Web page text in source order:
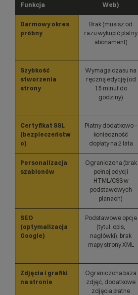
Funkcja
Web)
Darmowy okres
próbny
Brak (musisz od
razu wykupić płatny
abonament)
Szybkość
stworzenia
strony
Wymaga czasu na
ręczną edycję (od
15 minut do
godziny)
Certyfikat SSL
(bezpieczeństw
o)
Płatny dodatkowo –
konieczność
dopłaty na 2 lata
Personalizacja
szablonów
Ograniczona (brak
pełnej edycji
HTML/CSS w
podstawowych
planach)
SEO
(optymalizacja
Google)
Podstawowe opcje
(tytuł, opis,
nagłówki), brak
mapy strony XML
Zdjęcia i grafiki
na stronie
Ograniczona baza
zdjęć, dodatkowe
zdjęcia płatne